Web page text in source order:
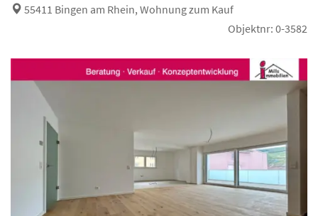
55411 Bingen am Rhein, Wohnung zum Kauf
Objektnr: 0-3582